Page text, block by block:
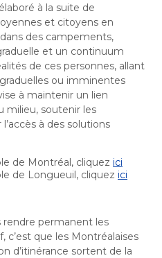
à la suite de
et citoyens en
des campements,
et un continuum
de ces personnes, allant
ou imminentes
à maintenir un lien
milieu, soutenir les
à des solutions
de Montréal, cliquez ici
de Longueuil, cliquez ici
rendre permanent les
que les Montréalaises
d’itinérance sortent de la